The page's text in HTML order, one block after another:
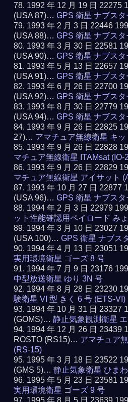
1992 年 12 月 19 日 22275
(USA 87)…GPS 衛星 ナブス
1993 年 2 月 3 日 22446
(USA 88)…GPS 衛星 ナブス
1993 年 3 月 30 日 22581
(USA 90)…GPS 衛星 ナブス
1993 年 5 月 13 日 22657
(USA 91)…GPS 衛星 ナブス
1993 年 6 月 26 日 22700
(USA 92)…GPS 衛星 ナブス
1993 年 8 月 30 日 22779
(USA 94)…GPS 衛星 ナブス
1993 年 9 月 26 日 22825
27)… アマチュア無線衛星 キ
1993 年 9 月 26 日 22828
マチュア無線衛星 ITAMsat (IO-
1993 年 9 月 26 日 22829
マチュア無線衛星 アイサット
1993 年 10 月 27 日 22877
(USA 96)…GPS 衛星 ナブス
1994 年 2 月 3 日 22979
ット性能確認用ペイロード み
1994 年 3 月 10 日 23027
(USA 100)…GPS 衛星 ナブス
1994 年 4 月 13 日 23051
実用環境衛星 ゴーズ 8 号
1994 年 7 月 9 日 23176
中型放送衛星 ゆり 3N 号
1994 年 8 月 28 日 23230
験衛星 VI 型 きく 6 号 (ETS-VI)
1994 年 10 月 31 日 23327
(GOMS)…静止気象観測衛星
1994 年 12 月 26 日 23439
ROSTO (RS15)… アマチュア
(RS-15)
1995 年 3 月 18 日 23522
(GMS 5)…静止気象衛星 ひま
1995 年 5 月 23 日 23581
実用環境衛星 ゴーズ 9 号
1995 年 8 月 5 日 23639